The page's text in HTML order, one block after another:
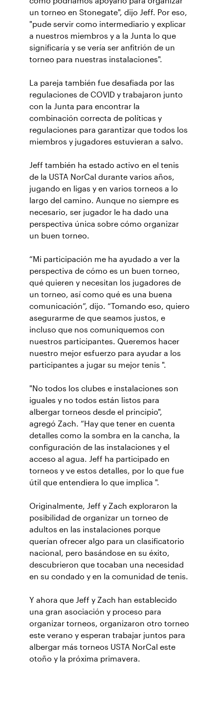
un torneo en Stonegate", dijo Jeff. Por eso,
"pude servir como intermediario y explicar
a nuestros miembros y a la Junta lo que
significaría y se vería ser anfitrión de un
torneo para nuestras instalaciones".
La pareja también fue desafiada por las
regulaciones de COVID y trabajaron junto
con la Junta para encontrar la
combinación correcta de políticas y
regulaciones para garantizar que todos los
miembros y jugadores estuvieran a salvo.
Jeff también ha estado activo en el tenis
de la USTA NorCal durante varios años,
jugando en ligas y en varios torneos a lo
largo del camino. Aunque no siempre es
necesario, ser jugador le ha dado una
perspectiva única sobre cómo organizar
un buen torneo.
“Mi participación me ha ayudado a ver la
perspectiva de cómo es un buen torneo,
qué quieren y necesitan los jugadores de
un torneo, así como qué es una buena
comunicación”, dijo. “Tomando eso, quiero
asegurarme de que seamos justos, e
incluso que nos comuniquemos con
nuestros participantes. Queremos hacer
nuestro mejor esfuerzo para ayudar a los
participantes a jugar su mejor tenis ".
"No todos los clubes e instalaciones son
iguales y no todos están listos para
albergar torneos desde el principio",
agregó Zach. “Hay que tener en cuenta
detalles como la sombra en la cancha, la
configuración de las instalaciones y el
acceso al agua. Jeff ha participado en
torneos y ve estos detalles, por lo que fue
útil que entendiera lo que implica ".
Originalmente, Jeff y Zach exploraron la
posibilidad de organizar un torneo de
adultos en las instalaciones porque
querían ofrecer algo para un clasificatorio
nacional, pero basándose en su éxito,
descubrieron que tocaban una necesidad
en su condado y en la comunidad de tenis.
Y ahora que Jeff y Zach han establecido
una gran asociación y proceso para
organizar torneos, organizaron otro torneo
este verano y esperan trabajar juntos para
albergar más torneos USTA NorCal este
otoño y la próxima primavera.